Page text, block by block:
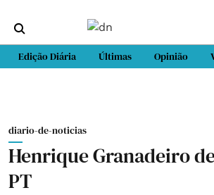
Edição Diária Últimas Opinião
diario-de-noticias
Henrique Granadeiro
PT